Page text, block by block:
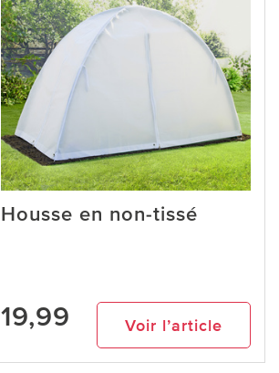
Housse en non-tissé
19,99 Voir l’article